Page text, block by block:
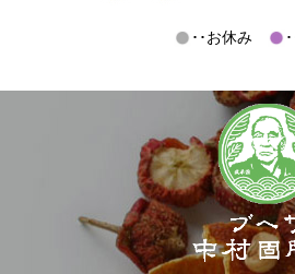
･･お休み